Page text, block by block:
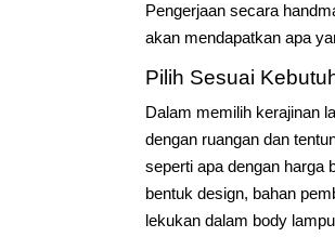
Pengerjaan secara
akan mendapatkan apa
Pilih Sesuai
Dalam memilih kerajinan
dengan ruangan dan
seperti apa dengan harga
bentuk design, bahan
lekukan dalam body